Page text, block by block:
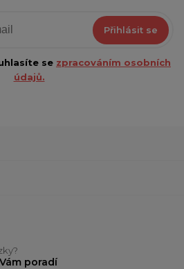
Přihlásit se
se zpracováním osobních
údajů.
poradí